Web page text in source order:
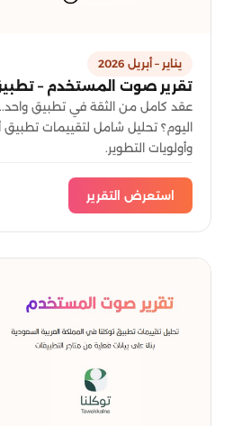
يناير – أبريل 2026
تقرير صوت المستخدم –
عقد كامل من الثقة في تطبيق
اليوم؟ تحليل شامل لتقييمات
وأولويات التطوير.
استعرض التقرير